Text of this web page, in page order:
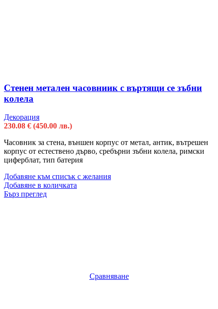
Стенен метален часовниик с въртящи се зъбни
колела
Декорация
230.08 € (450.00 лв.)
Часовник за стена, външен корпус от метал, антик, вътрешен
корпус от естествено дърво, сребърни зъбни колела, римски
циферблат, тип батерия
Добавяне към списък с желания
Добавяне в количката
Бърз преглед
Сравняване